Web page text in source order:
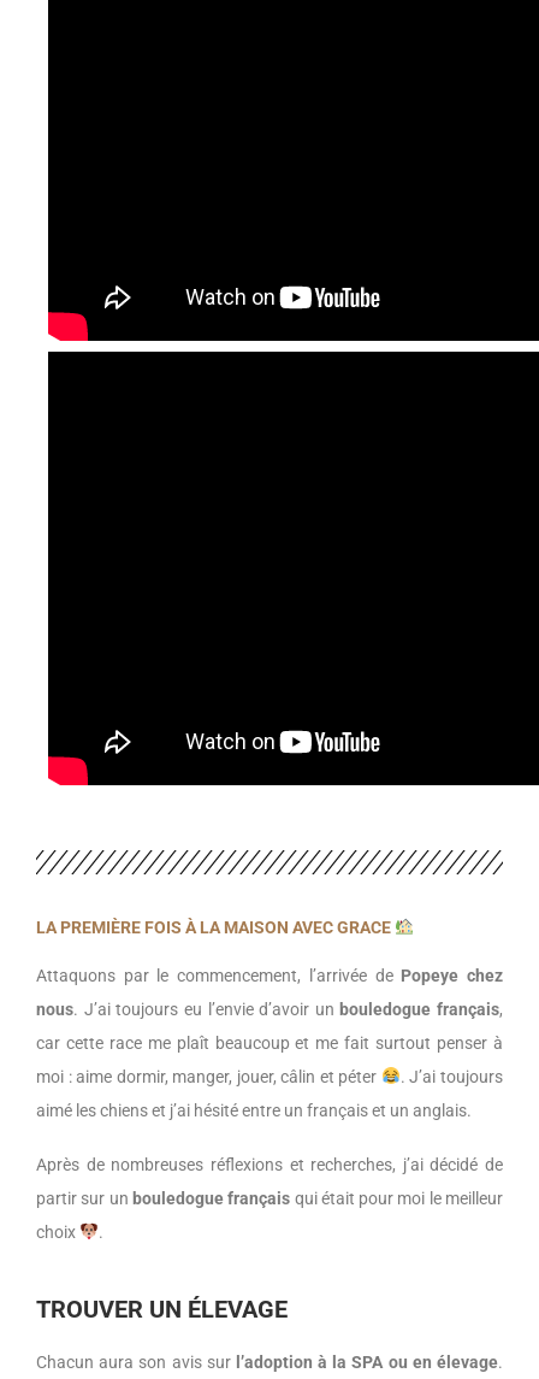
LA PREMIÈRE FOIS À LA MAISON AVEC GRACE
Attaquons par le commencement, l’arrivée de Popeye chez
nous. J’ai toujours eu l’envie d’avoir un bouledogue français,
car cette race me plaît beaucoup et me fait surtout penser à
moi : aime dormir, manger, jouer, câlin et péter
. J’ai toujours
aimé les chiens et j’ai hésité entre un français et un anglais.
Après de nombreuses réflexions et recherches, j’ai décidé de
partir sur un bouledogue français qui était pour moi le meilleur
choix
.
TROUVER UN ÉLEVAGE
Chacun aura son avis sur l’adoption à la SPA ou en élevage.